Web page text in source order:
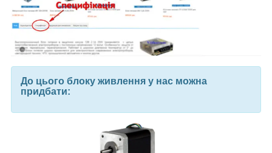
До цього блоку живлення у нас можна
придбати: